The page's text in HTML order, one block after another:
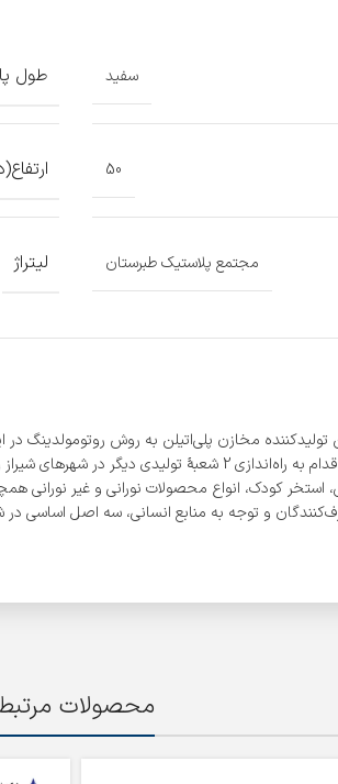
سفید طول
50
مجتمع پلاستیک طبرستان لیتراژ
در رفع نیاز مصرف‌کنندگان، پس از تأسیس اولین شعبه خود
استخر کودک، انواع محصولات نورانی و غیر
و توجه به منابع انسانی، سه اصل اساسی
محصولات